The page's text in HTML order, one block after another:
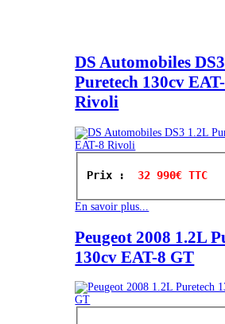
DS Automobiles
Puretech 130cv
Rivoli
Prix : 32 990€ TTC
En savoir plus...
Peugeot 2008 1.2L
130cv EAT-8 GT